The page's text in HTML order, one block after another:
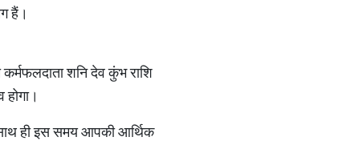
हैं।
शनि देव कुंभ राशि
ही इस समय आपकी आर्थिक